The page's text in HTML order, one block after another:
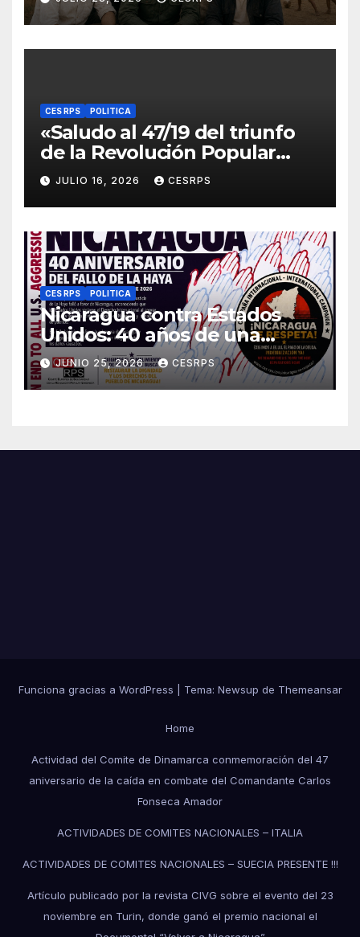
donde cayeron nuestros
compañeros
internacionalistas.
CES RPS POLITICA
«Saludo al 47/19 del triunfo
de la Revolución Popular
Sandinista : Siempre + allá!»
JULIO 16, 2026 CESRPS
CES RPS POLITICA
Nicaragua contra Estados
Unidos: 40 años de una
sentencia histórica que sigue
esperando justicia
JUNIO 25, 2026 CESRPS
Funciona gracias a WordPress Tema: Newsup de Themeansar
Home
Actividad del Comite de Dinamarca conmemoración del 47
aniversario de la caída en combate del Comandante Carlos
Fonseca Amador
ACTIVIDADES DE COMITES NACIONALES – ITALIA
ACTIVIDADES DE COMITES NACIONALES – SUECIA PRESENTE !!!
Artículo publicado por la revista CIVG sobre el evento del 23
noviembre en Turin, donde ganó el premio nacional el